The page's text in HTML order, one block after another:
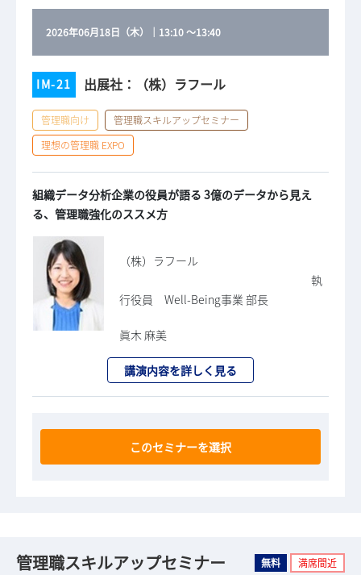
2026年06月18日（木） ｜ 13:10～13:40
IM-21 出展社：（株）ラフール
管理職向け
管理職スキルアップセミナー
理想の管理職 EXPO
組織データ分析企業の役員が語る 3億のデータから見え
る、管理職強化のススメ方
（株）ラフール
執
行役員 Well-Being事業 部長
眞木 麻美
講演内容を詳しく見る
このセミナーを選択
管理職スキルアップセミナー 無料 満席間近